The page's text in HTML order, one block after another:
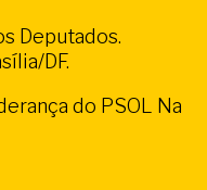
Deputados.
DF.
do PSOL Na